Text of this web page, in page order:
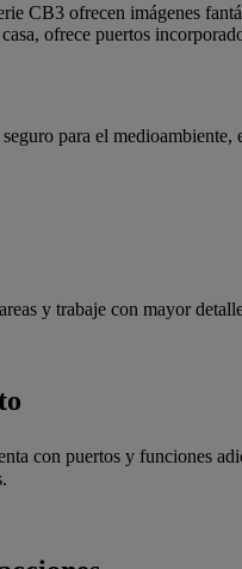
CB3 ofrecen imágenes
ofrece puertos
para el
y trabaje con mayor
con puertos y funciones